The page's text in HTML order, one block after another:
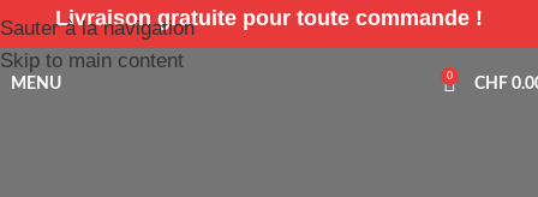
Sauter à la navigation
Skip to main content
Livraison gratuite pour toute commande !
MENU 0 CHF